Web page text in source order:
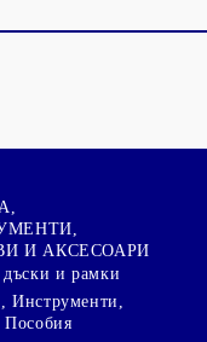
И АКСЕСОАРИ
и рамки
Инструменти,